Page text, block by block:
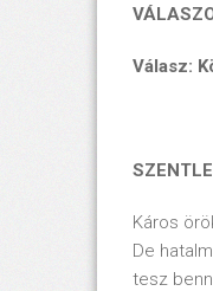
Válasz:
Káros
De
tesz